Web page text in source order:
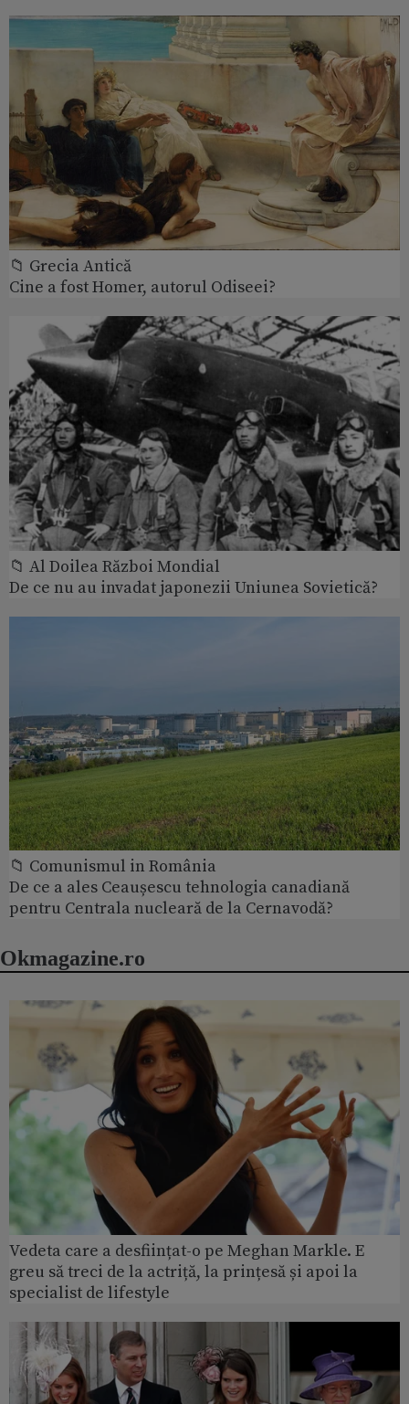
📁 Grecia Antică
Cine a fost Homer, autorul Odiseei?
📁 Al Doilea Război Mondial
De ce nu au invadat japonezii Uniunea Sovietică?
📁 Comunismul in România
De ce a ales Ceaușescu tehnologia canadiană
pentru Centrala nucleară de la Cernavodă?
Okmagazine.ro
Vedeta care a desființat-o pe Meghan Markle. E
greu să treci de la actriță, la prințesă și apoi la
specialist de lifestyle